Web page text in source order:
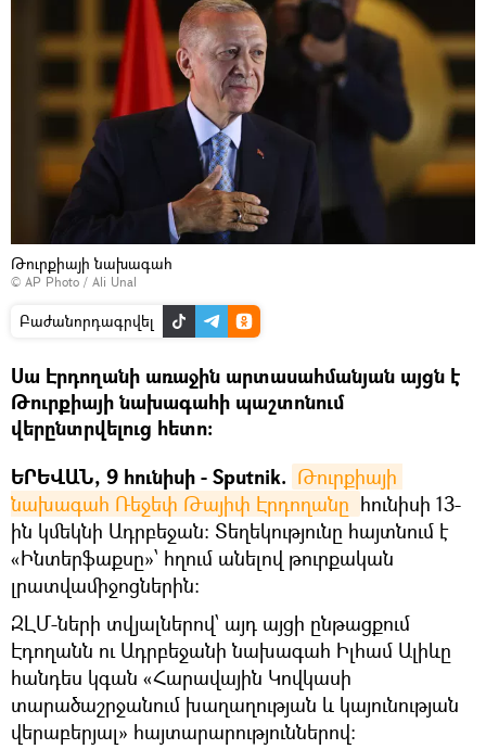
Թուրքիայի նախագահ
© AP Photo / Ali Unal
Բաժանորդագրվել
Սա Էրդողանի առաջին արտասահմանյան այցն է
Թուրքիայի նախագահի պաշտոնում
վերընտրվելուց հետո:
ԵՐԵՎԱՆ, 9 հունիսի - Sputnik. Թուրքիայի
նախագահ Ռեջեփ Թայիփ Էրդողանը հունիսի 13-
ին կմեկնի Ադրբեջան: Տեղեկությունը հայտնում է
«Ինտերֆաքսը»՝ հղում անելով թուրքական
լրատվամիջոցներին։
ԶԼՄ-ների տվյալներով՝ այդ այցի ընթացքում
Էդողանն ու Ադրբեջանի նախագահ Իլհամ Ալիևը
հանդես կգան «Հարավային Կովկասի
տարածաշրջանում խաղաղության և կայունության
վերաբերյալ» հայտարարություններով: